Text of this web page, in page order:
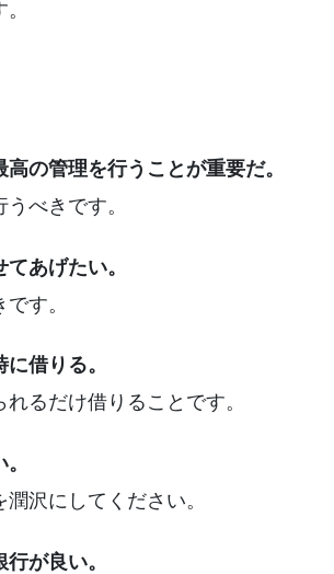
の管理を行うことが重要だ。
べきです。
あげたい。
す。
借りる。
るだけ借りることです。
沢にしてください。
が良い。